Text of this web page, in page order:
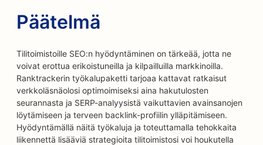
Päätelmä
Tilitoimistoille SEO:n hyödyntäminen on tärkeää, jotta ne
voivat erottua erikoistuneilla ja kilpailluilla markkinoilla.
Ranktrackerin työkalupaketti tarjoaa kattavat ratkaisut
verkkoläsnäolosi optimoimiseksi aina hakutulosten
seurannasta ja SERP-analyysistä vaikuttavien avainsanojen
löytämiseen ja terveen backlink-profiilin ylläpitämiseen.
Hyödyntämällä näitä työkaluja ja toteuttamalla tehokkaita
liikennettä lisääviä strategioita tilitoimistosi voi houkutella